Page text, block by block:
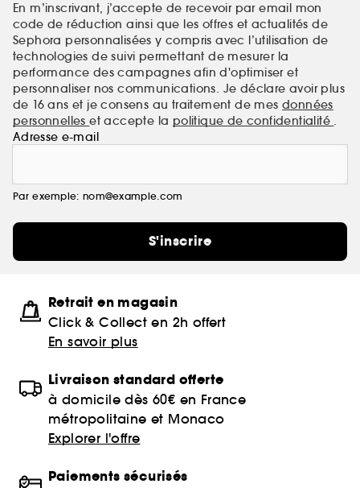
En m’inscrivant, j’accepte de recevoir par email mon
code de réduction ainsi que les offres et actualités de
Sephora personnalisées y compris avec l’utilisation de
technologies de suivi permettant de mesurer la
performance des campagnes afin d'optimiser et
personnaliser nos communications. Je déclare avoir plus
de 16 ans et je consens au traitement de mes données
personnelleset accepte la politique de confidentialité .
Adresse e-mail
Par exemple: nom@example.com
S'inscrire
Retrait en magasin
Click & Collect en 2h offert
En savoir plus
Livraison standard offerte
à domicile dès 60€ en France
métropolitaine et Monaco
Explorer l'offre
Paiements sécurisés